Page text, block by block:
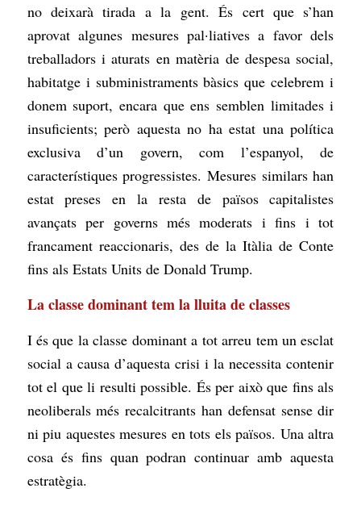
no deixarà tirada a la gent. És cert que s’han
aprovat algunes mesures pal·liatives a favor dels
treballadors i aturats en matèria de despesa social,
habitatge i subministraments bàsics que celebrem i
donem suport, encara que ens semblen limitades i
insuficients; però aquesta no ha estat una política
exclusiva d’un govern, com l’espanyol, de
característiques progressistes. Mesures similars han
estat preses en la resta de països capitalistes
avançats per governs més moderats i fins i tot
francament reaccionaris, des de la Itàlia de Conte
fins als Estats Units de Donald Trump.
La classe dominant tem la lluita de classes
I és que la classe dominant a tot arreu tem un esclat
social a causa d’aquesta crisi i la necessita contenir
tot el que li resulti possible. És per això que fins als
neoliberals més recalcitrants han defensat sense dir
ni piu aquestes mesures en tots els països. Una altra
cosa és fins quan podran continuar amb aquesta
estratègia.